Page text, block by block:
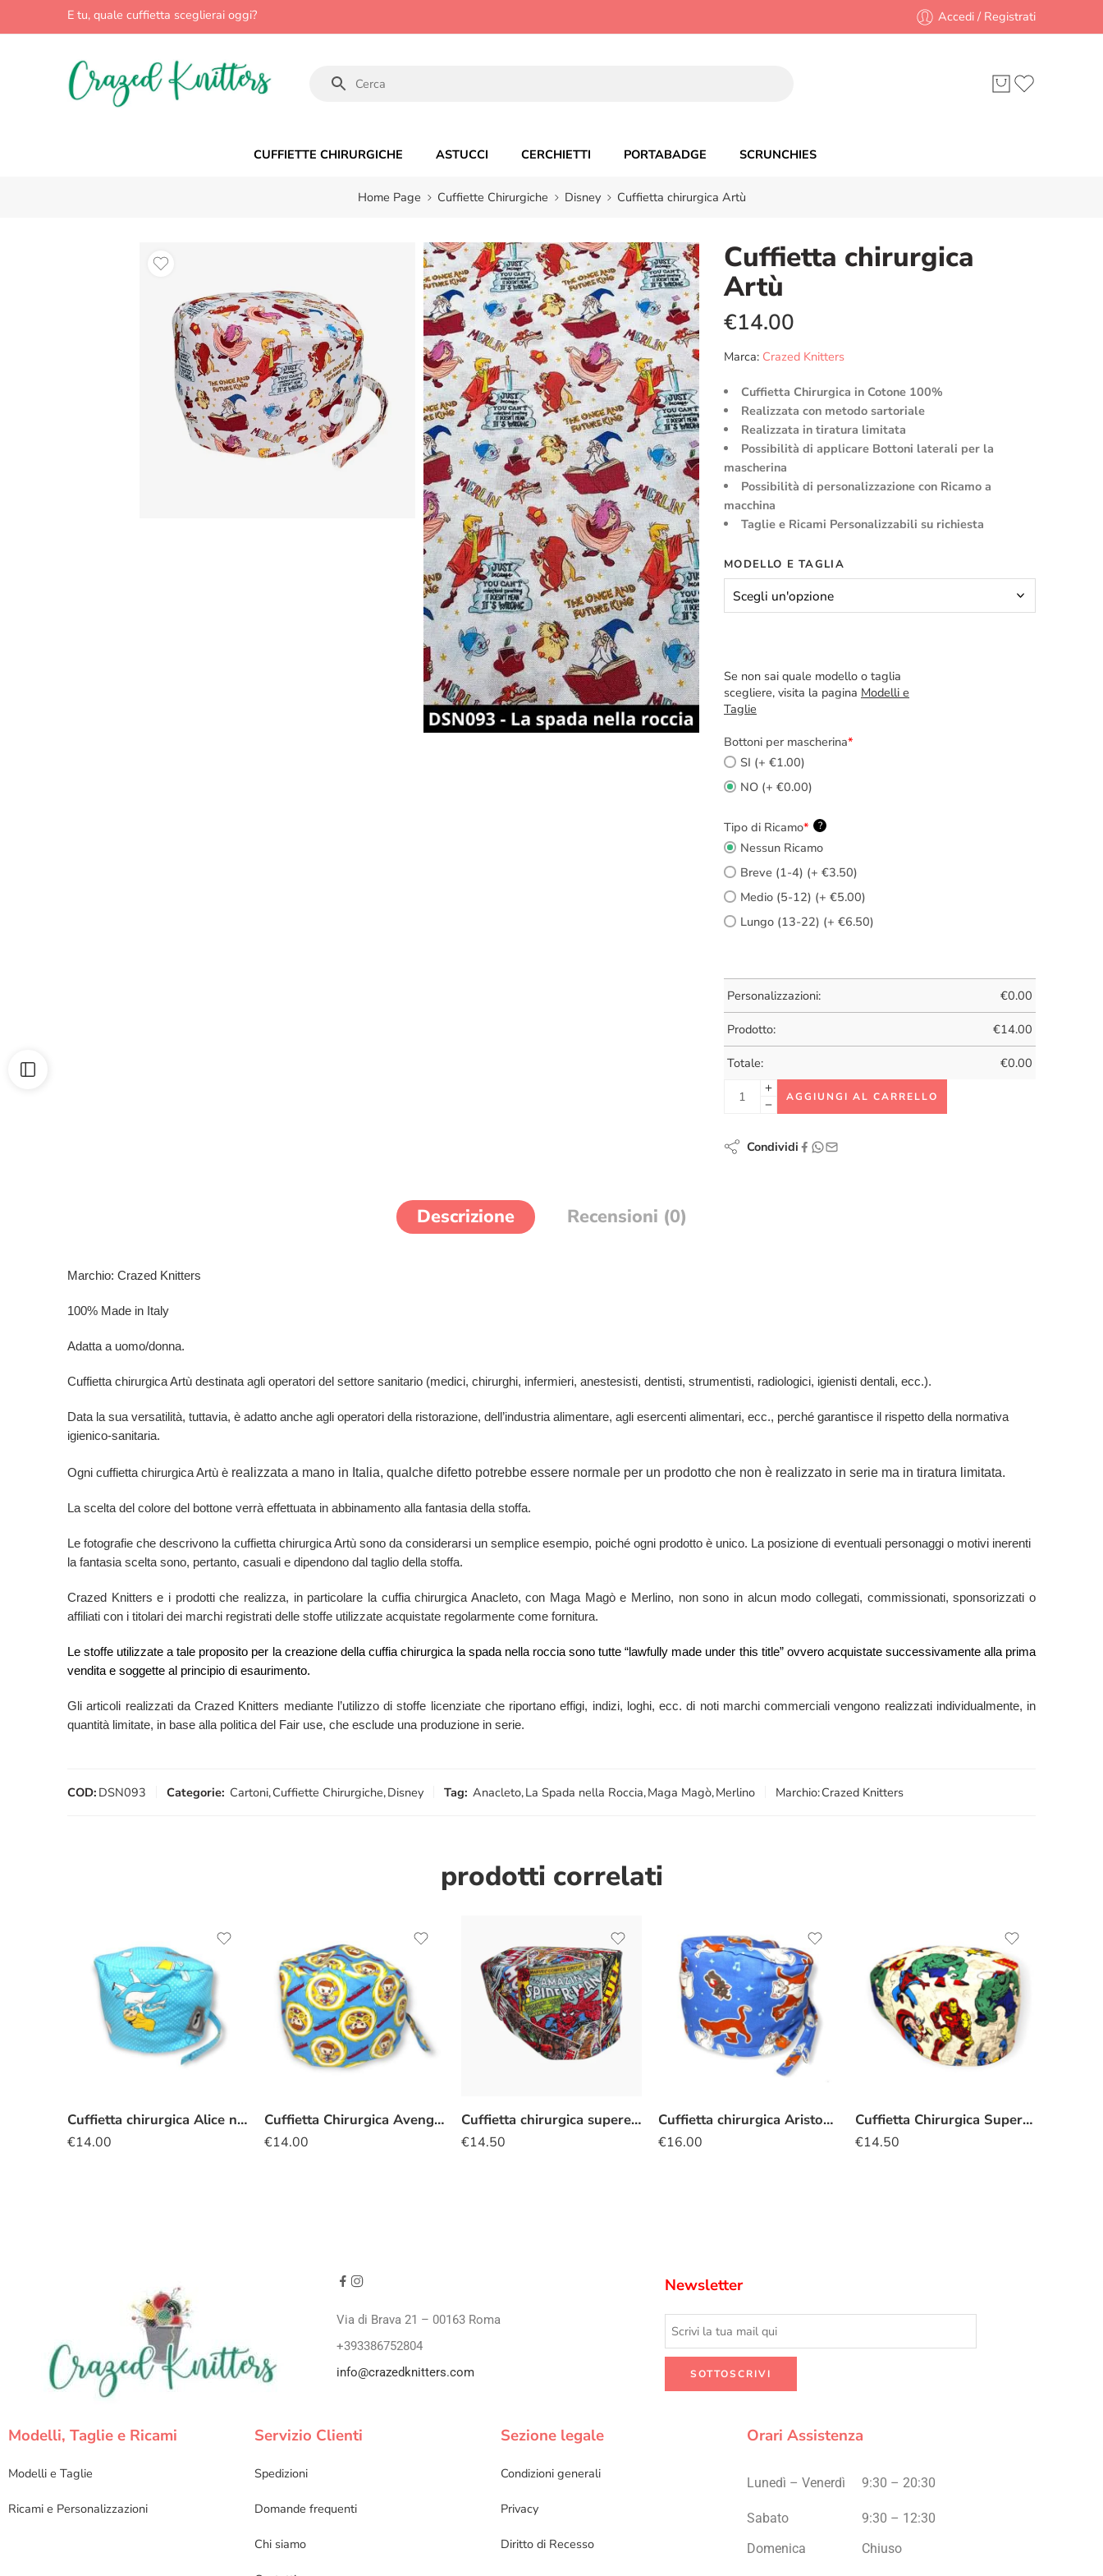
E tu, quale cuffietta sceglierai oggi? Accedi / Registrati
CUFFIETTE CHIRURGICHE ASTUCCI CERCHIETTI PORTABADGE SCRUNCHIES
Home Page Cuffiette Chirurgiche Disney Cuffietta chirurgica Artù
Cuffietta chirurgica
Artù
€14.00
Marca: Crazed Knitters
Cuffietta Chirurgica in Cotone 100%
Realizzata con metodo sartoriale
Realizzata in tiratura limitata
Possibilità di applicare Bottoni laterali per la
mascherina
Possibilità di personalizzazione con Ricamo a
macchina
Taglie e Ricami Personalizzabili su richiesta
MODELLO E TAGLIA
Se non sai quale modello o taglia
scegliere, visita la pagina Modelli e
Taglie
Bottoni per mascherina*
SI (+ €1.00)
NO (+ €0.00)
Tipo di Ricamo* ?
Nessun Ricamo
Breve (1-4) (+ €3.50)
Medio (5-12) (+ €5.00)
Lungo (13-22) (+ €6.50)
Personalizzazioni: €0.00
Prodotto: €14.00
Totale: €0.00
AGGIUNGI AL CARRELLO
Condividi
Descrizione Recensioni (0)
Marchio: Crazed Knitters
100% Made in Italy
Adatta a uomo/donna.
Cuffietta chirurgica Artù destinata agli operatori del settore sanitario (medici, chirurghi, infermieri, anestesisti, dentisti, strumentisti, radiologici, igienisti dentali, ecc.).
Data la sua versatilità, tuttavia, è adatto anche agli operatori della ristorazione, dell’industria alimentare, agli esercenti alimentari, ecc., perché garantisce il rispetto della normativa
igienico-sanitaria.
Ogni cuffietta chirurgica Artù è realizzata a mano in Italia, qualche difetto potrebbe essere normale per un prodotto che non è realizzato in serie ma in tiratura limitata.
La scelta del colore del bottone verrà effettuata in abbinamento alla fantasia della stoffa.
Le fotografie che descrivono la cuffietta chirurgica Artù sono da considerarsi un semplice esempio, poiché ogni prodotto è unico. La posizione di eventuali personaggi o motivi inerenti
la fantasia scelta sono, pertanto, casuali e dipendono dal taglio della stoffa.
Crazed Knitters e i prodotti che realizza, in particolare la cuffia chirurgica Anacleto, con Maga Magò e Merlino, non sono in alcun modo collegati, commissionati, sponsorizzati o
affiliati con i titolari dei marchi registrati delle stoffe utilizzate acquistate regolarmente come fornitura.
Le stoffe utilizzate a tale proposito per la creazione della cuffia chirurgica la spada nella roccia sono tutte “lawfully made under this title” ovvero acquistate successivamente alla prima
vendita e soggette al principio di esaurimento.
Gli articoli realizzati da Crazed Knitters mediante l’utilizzo di stoffe licenziate che riportano effigi, indizi, loghi, ecc. di noti marchi commerciali vengono realizzati individualmente, in
quantità limitate, in base alla politica del Fair use, che esclude una produzione in serie.
COD: DSN093 Categorie: Cartoni,Cuffiette Chirurgiche,Disney Tag: Anacleto,La Spada nella Roccia,Maga Magò,Merlino Marchio:Crazed Knitters
prodotti correlati
Cuffietta chirurgica Alice nel Paese delle Meraviglie turchese
€14.00
Cuffietta Chirurgica Avengers Doctor Strange
€14.00
Cuffietta chirurgica supereroi fumetti
€14.50
Cuffietta chirurgica Aristogatti Duchessa Romeo
€16.00
Cuffietta Chirurgica Supereroi old style
€14.50
Via di Brava 21 – 00163 Roma
+393386752804
info@crazedknitters.com
Newsletter
Modelli, Taglie e Ricami
Modelli e Taglie
Ricami e Personalizzazioni
Servizio Clienti
Spedizioni
Domande frequenti
Chi siamo
Sezione legale
Condizioni generali
Privacy
Diritto di Recesso
Orari Assistenza
Lunedì – Venerdì 9:30 – 20:30
Sabato 9:30 – 12:30
Domenica Chiuso